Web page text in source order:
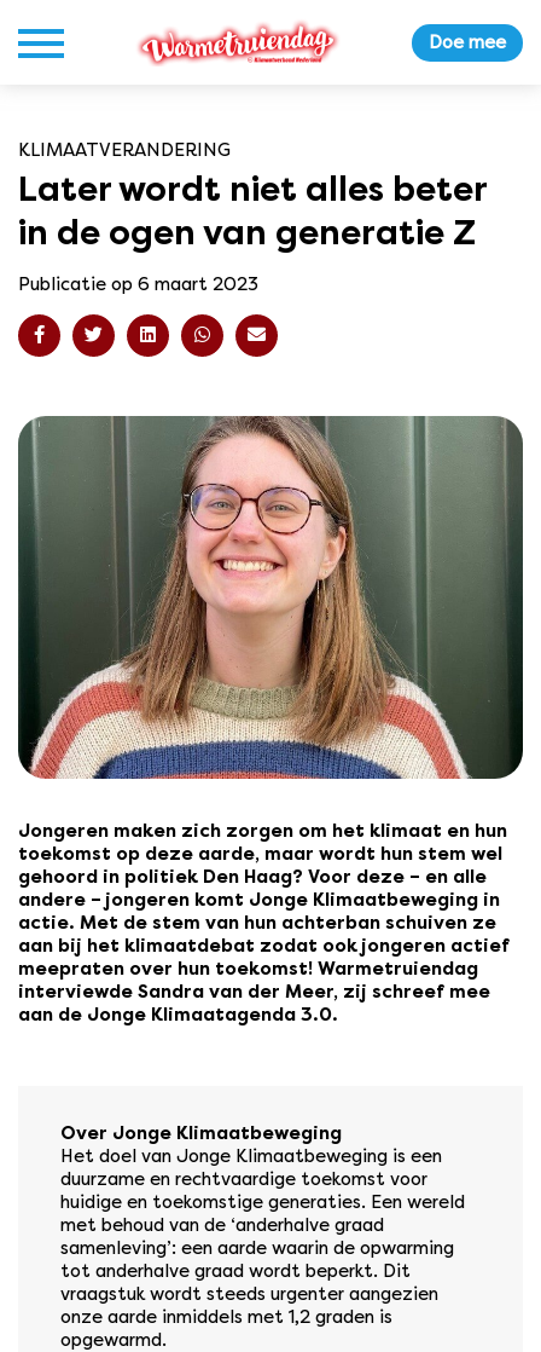
Doe mee
KLIMAATVERANDERING
Later wordt niet alles beter
in de ogen van generatie Z
Publicatie op 6 maart 2023
Jongeren maken zich zorgen om het klimaat en hun
toekomst op deze aarde, maar wordt hun stem wel
gehoord in politiek Den Haag? Voor deze – en alle
andere – jongeren komt Jonge Klimaatbeweging in
actie. Met de stem van hun achterban schuiven ze
aan bij het klimaatdebat zodat ook jongeren actief
meepraten over hun toekomst! Warmetruiendag
interviewde Sandra van der Meer, zij schreef mee
aan de Jonge Klimaatagenda 3.0.
Over Jonge Klimaatbeweging
Het doel van Jonge Klimaatbeweging is een
duurzame en rechtvaardige toekomst voor
huidige en toekomstige generaties. Een wereld
met behoud van de ‘anderhalve graad
samenleving’: een aarde waarin de opwarming
tot anderhalve graad wordt beperkt. Dit
vraagstuk wordt steeds urgenter aangezien
onze aarde inmiddels met 1,2 graden is
opgewarmd.